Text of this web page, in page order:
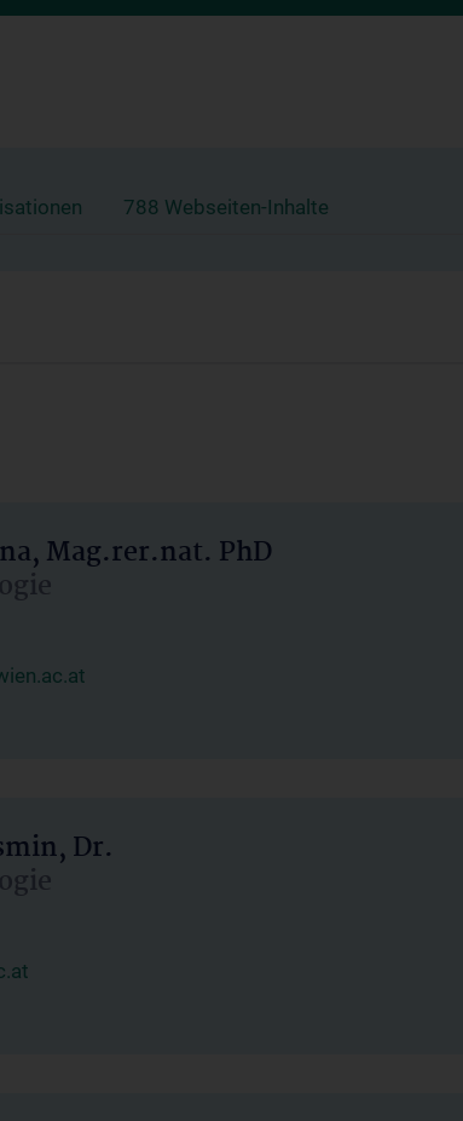
788 Webseiten-Inhalte
Mag.rer.nat. PhD
Dr.